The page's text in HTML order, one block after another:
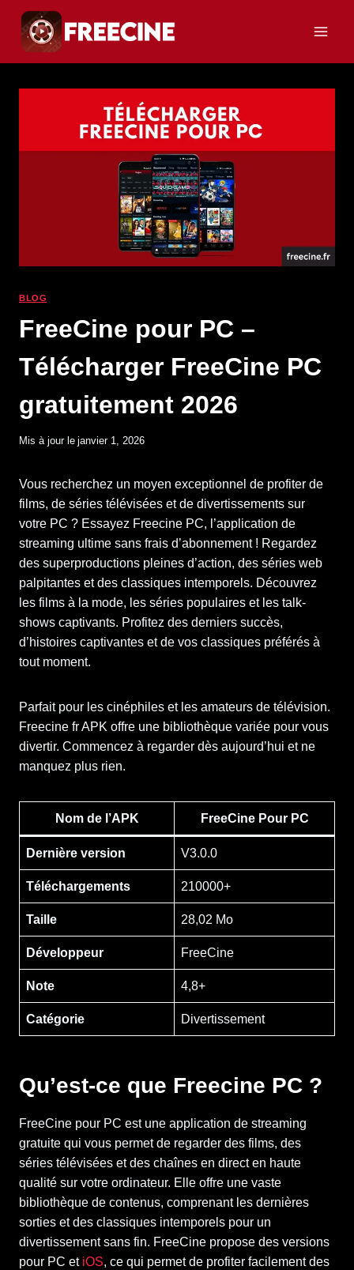
Aller
contenu
BLOG
FreeCine pour PC –
Télécharger FreeCine PC
gratuitement 2026
Mis à jour le janvier 1, 2026
Vous recherchez un moyen exceptionnel de profiter de
films, de séries télévisées et de divertissements sur
votre PC ? Essayez Freecine PC, l’application de
streaming ultime sans frais d’abonnement ! Regardez
des superproductions pleines d’action, des séries web
palpitantes et des classiques intemporels. Découvrez
les films à la mode, les séries populaires et les talk-
shows captivants. Profitez des derniers succès,
d’histoires captivantes et de vos classiques préférés à
tout moment.
Parfait pour les cinéphiles et les amateurs de télévision.
Freecine fr APK offre une bibliothèque variée pour vous
divertir. Commencez à regarder dès aujourd’hui et ne
manquez plus rien.
Nom de l’APK FreeCine Pour PC
Dernière version V3.0.0
Téléchargements 210000+
Taille 28,02 Mo
Développeur FreeCine
Note 4,8+
Catégorie Divertissement
Qu’est-ce que Freecine PC ?
FreeCine pour PC est une application de streaming
gratuite qui vous permet de regarder des films, des
séries télévisées et des chaînes en direct en haute
qualité sur votre ordinateur. Elle offre une vaste
bibliothèque de contenus, comprenant les dernières
sorties et des classiques intemporels pour un
divertissement sans fin. FreeCine propose des versions
pour PC et iOS, ce qui permet de profiter facilement des